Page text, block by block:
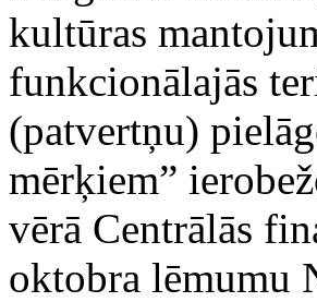
kultūras
funkcionālajās
(patvertņu)
mērķiem”
vērā Centrālās
oktobra lēmumu